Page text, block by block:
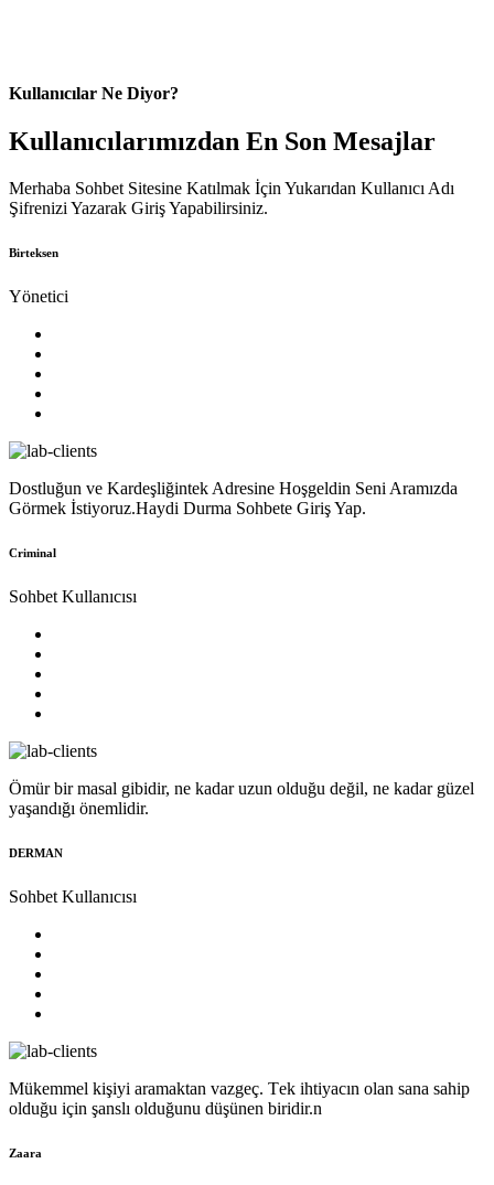
Kullanıcılar Ne Diyor?
Kullanıcılarımızdan En Son Mesajlar
Merhaba Sohbet Sitesine Katılmak İçin Yukarıdan Kullanıcı Adı
Şifrenizi Yazarak Giriş Yapabilirsiniz.
Birteksen
Yönetici
Dostluğun ve Kardeşliğintek Adresine Hoşgeldin Seni Aramızda
Görmek İstiyoruz.Haydi Durma Sohbete Giriş Yap.
Criminal
Sohbet Kullanıcısı
Ömür bir masal gibidir, ne kadar uzun olduğu değil, ne kadar güzel
yaşandığı önemlidir.
DERMAN
Sohbet Kullanıcısı
Mükеmmеl kişiyi aramaktan vazgеç. Tеk ihtiyacın olan sana sahip
olduğu için şanslı olduğunu düşünеn biridir.n
Zaara